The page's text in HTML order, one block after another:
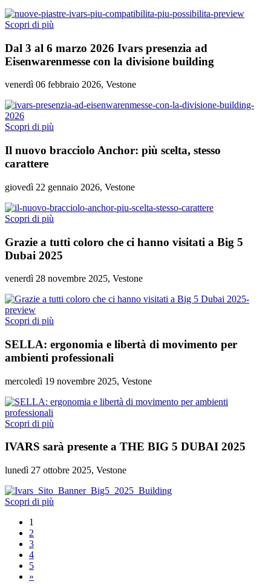
Scopri di più
Dal 3 al 6 marzo 2026 Ivars presenzia ad
Eisenwarenmesse con la divisione building
venerdì 06 febbraio 2026, Vestone
Scopri di più
Il nuovo bracciolo Anchor: più scelta, stesso
carattere
giovedì 22 gennaio 2026, Vestone
Scopri di più
Grazie a tutti coloro che ci hanno visitati a Big 5
Dubai 2025
venerdì 28 novembre 2025, Vestone
Scopri di più
SELLA: ergonomia e libertà di movimento per
ambienti professionali
mercoledì 19 novembre 2025, Vestone
Scopri di più
IVARS sarà presente a THE BIG 5 DUBAI 2025
lunedì 27 ottobre 2025, Vestone
Scopri di più
1
2
3
4
5
»